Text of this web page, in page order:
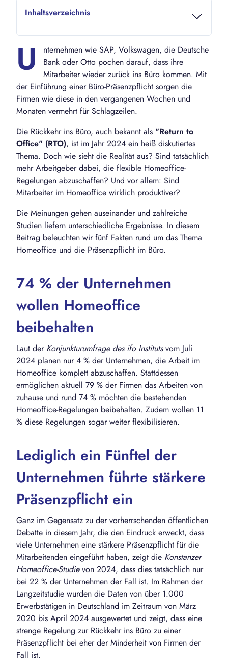
Inhaltsverzeichnis
U
nternehmen wie SAP, Volkswagen, die Deutsche
Bank oder Otto pochen darauf, dass ihre
Mitarbeiter wieder zurück ins Büro kommen. Mit
der Einführung einer Büro-Präsenzpflicht sorgen die
Firmen wie diese in den vergangenen Wochen und
Monaten vermehrt für Schlagzeilen.
Die Rückkehr ins Büro, auch bekannt als "Return to
Office" (RTO), ist im Jahr 2024 ein heiß diskutiertes
Thema. Doch wie sieht die Realität aus? Sind tatsächlich
mehr Arbeitgeber dabei, die flexible Homeoffice-
Regelungen abzuschaffen? Und vor allem: Sind
Mitarbeiter im Homeoffice wirklich produktiver?
Die Meinungen gehen auseinander und zahlreiche
Studien liefern unterschiedliche Ergebnisse. In diesem
Beitrag beleuchten wir fünf Fakten rund um das Thema
Homeoffice und die Präsenzpflicht im Büro.
74 % der Unternehmen
wollen Homeoffice
beibehalten
Laut der Konjunkturumfrage des ifo Institutsvom Juli
2024 planen nur 4 % der Unternehmen, die Arbeit im
Homeoffice komplett abzuschaffen. Stattdessen
ermöglichen aktuell 79 % der Firmen das Arbeiten von
zuhause und rund 74 % möchten die bestehenden
Homeoffice-Regelungen beibehalten. Zudem wollen 11
% diese Regelungen sogar weiter flexibilisieren.
Lediglich ein Fünftel der
Unternehmen führte stärkere
Präsenzpflicht ein
Ganz im Gegensatz zu der vorherrschenden öffentlichen
Debatte in diesem Jahr, die den Eindruck erweckt, dass
viele Unternehmen eine stärkere Präsenzpflicht für die
Mitarbeitenden eingeführt haben, zeigt die Konstanzer
Homeoffice-Studievon 2024, dass dies tatsächlich nur
bei 22 % der Unternehmen der Fall ist. Im Rahmen der
Langzeitstudie wurden die Daten von über 1.000
Erwerbstätigen in Deutschland im Zeitraum von März
2020 bis April 2024 ausgewertet und zeigt, dass eine
strenge Regelung zur Rückkehr ins Büro zu einer
Präsenzpflicht bei eher der Minderheit von Firmen der
Fall ist.